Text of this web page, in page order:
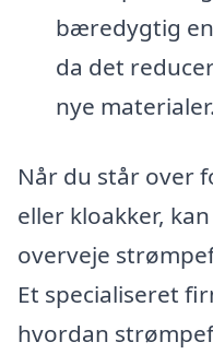
bæredygtig
da det
nye materialer.
Når du står over
eller kloakker,
overveje
Et specialiseret
hvordan